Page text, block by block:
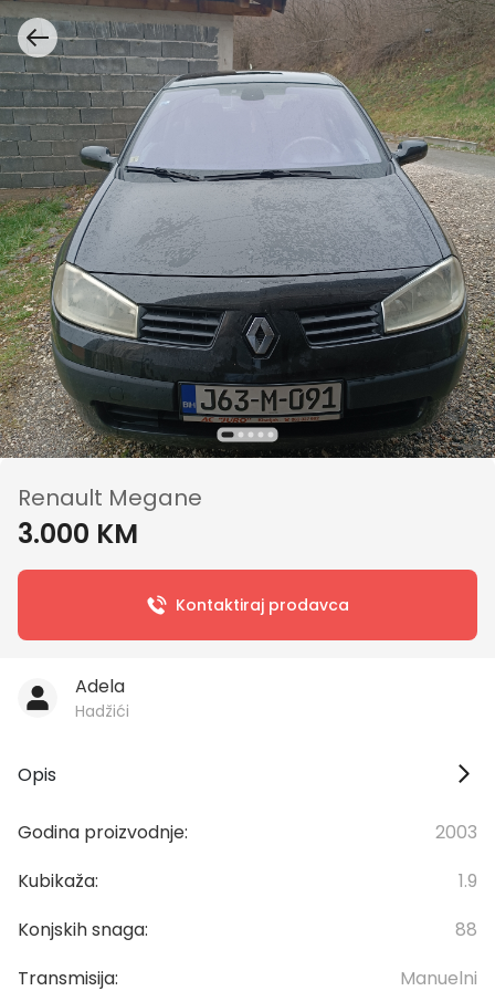
Renault Megane
3.000 KM
Kontaktiraj prodavca
Adela
Hadžići
Opis
Godina proizvodnje:
2003
Kubikaža:
1.9
Konjskih snaga:
88
Transmisija:
Manuelni